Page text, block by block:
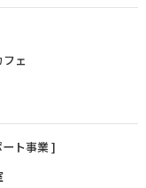
ェ
ト事業 ]